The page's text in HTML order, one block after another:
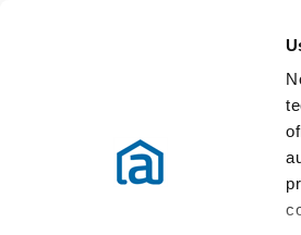
Alquiler pisos Sevilla provincia
Alquiler pisos Triana Santa